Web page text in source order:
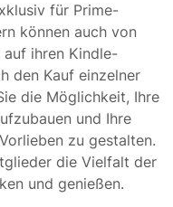
für Prime-
können auch von
ihren Kindle-
den Kauf einzelner
die Möglichkeit, Ihre
und Ihre
zu gestalten.
die Vielfalt der
und genießen.